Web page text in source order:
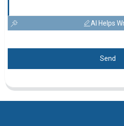
AI Helps
Send